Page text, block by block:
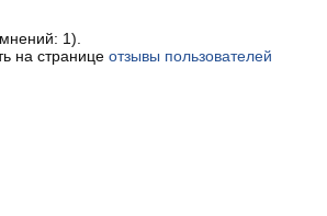
1).
на странице отзывы пользователей